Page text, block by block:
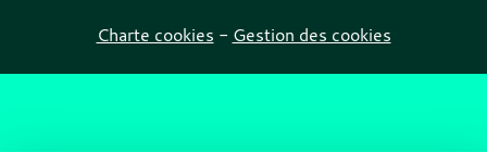
Charte cookies Gestion des cookies